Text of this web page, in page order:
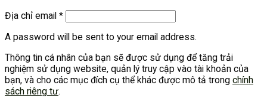
Địa chỉ email *
A password will be sent to your email address.
Thông tin cá nhân của bạn sẽ được sử dụng để tăng trải
nghiệm sử dụng website, quản lý truy cập vào tài khoản của
bạn, và cho các mục đích cụ thể khác được mô tả trong chính
sách riêng tư.